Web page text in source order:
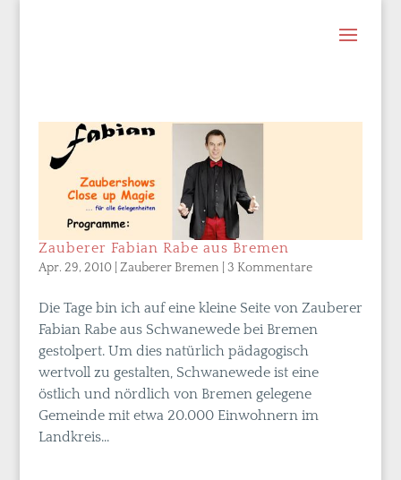
Zauberer Fabian Rabe aus Bremen
Apr. 29, 2010| Zauberer Bremen 3 Kommentare
Die Tage bin ich auf eine kleine Seite von Zauberer
Fabian Rabe aus Schwanewede bei Bremen
gestolpert. Um dies natürlich pädagogisch
wertvoll zu gestalten, Schwanewede ist eine
östlich und nördlich von Bremen gelegene
Gemeinde mit etwa 20.000 Einwohnern im
Landkreis...